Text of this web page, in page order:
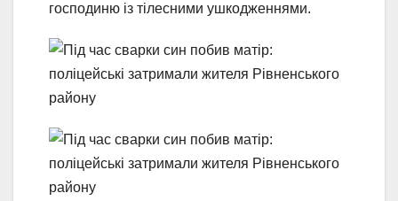
господиню із тілесними ушкодженнями.